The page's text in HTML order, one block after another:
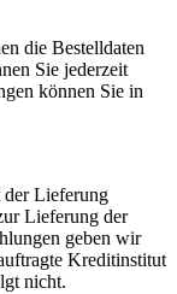
die Bestelldaten
Sie jederzeit
können Sie in
der Lieferung
Lieferung der
geben wir
Kreditinstitut
nicht.